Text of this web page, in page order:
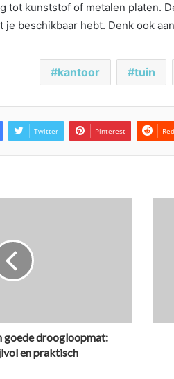
tot kunststof of metalen platen.
je beschikbaar hebt. Denk ook
kantoor tuin
Twitter Pinterest
goede droogloopmat:
en praktisch